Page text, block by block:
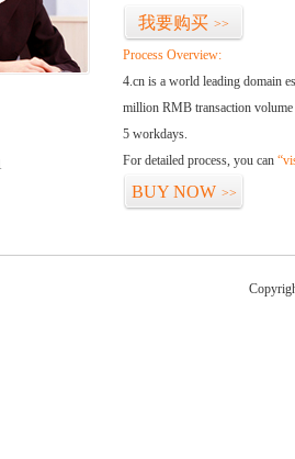
我要购买 >>
Process Overview:
4.cn is a world leading domain
million RMB transaction volume
5 workdays.
For detailed process, you can
BUY NOW >>